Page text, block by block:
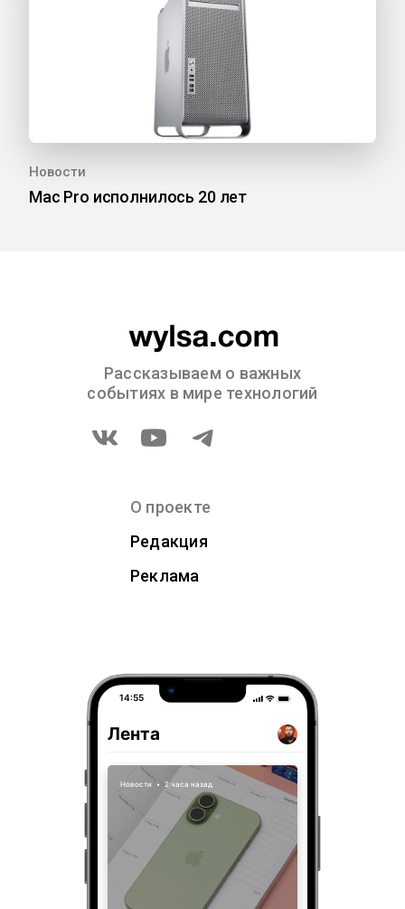
Новости
Mac Pro исполнилось 20 лет
Рассказываем о важных
событиях в мире технологий
О проекте
Редакция
Реклама
14:55
Лента
Новости • 2 часа назад